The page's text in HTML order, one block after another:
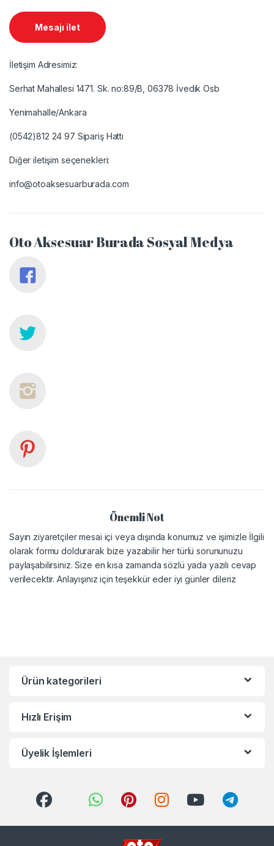
Mesajı ilet
İletişim Adresimiz:
Serhat Mahallesi 1471. Sk. no:89/B, 06378 İvedik Osb
Yenimahalle/Ankara
(0542)812 24 97 Sipariş Hattı
Diğer iletişim seçenekleri:
info@otoaksesuarburada.com
Oto Aksesuar Burada Sosyal Medya
Önemli Not
Sayın ziyaretçiler mesai içi veya dışında konumuz ve işimizle İlgili
olarak formu doldurarak bize yazabilir her türlü sorununuzu
paylaşabilirsiniz. Size en kısa zamanda sözlü yada yazılı cevap
verilecektir. Anlayışınız için teşekkür eder iyi günler dileriz
Ürün kategorileri
Hızlı Erişim
Üyelik İşlemleri